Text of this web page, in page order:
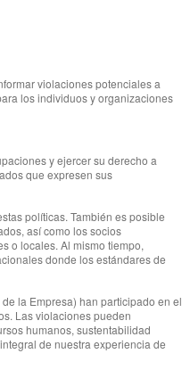
violaciones potenciales a
los individuos y organizaciones
y ejercer su derecho a
que expresen sus
políticas. También es posible
así como los socios
o locales. Al mismo tiempo,
donde los estándares de
la Empresa) han participado en el
Las violaciones pueden
humanos, sustentabilidad
de nuestra experiencia de